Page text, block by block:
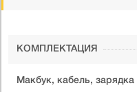
КОМПЛЕКТАЦИЯ
Макбук, кабель, зарядка